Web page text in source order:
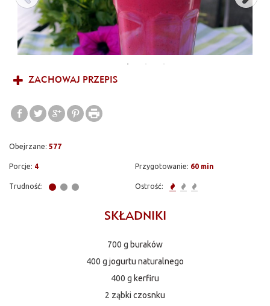
ZACHOWAJ PRZEPIS
Obejrzane: 577
Porcje: 4 Przygotowanie: 60 min
Trudność: Ostrość:
SKŁADNIKI
700 g buraków
400 g jogurtu naturalnego
400 g kerfiru
2 ząbki czosnku